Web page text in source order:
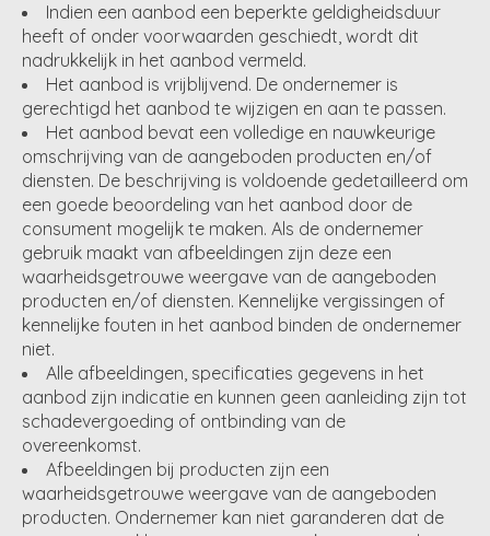
Indien een aanbod een beperkte geldigheidsduur
heeft of onder voorwaarden geschiedt, wordt dit
nadrukkelijk in het aanbod vermeld.
Het aanbod is vrijblijvend. De ondernemer is
gerechtigd het aanbod te wijzigen en aan te passen.
Het aanbod bevat een volledige en nauwkeurige
omschrijving van de aangeboden producten en/of
diensten. De beschrijving is voldoende gedetailleerd om
een goede beoordeling van het aanbod door de
consument mogelijk te maken. Als de ondernemer
gebruik maakt van afbeeldingen zijn deze een
waarheidsgetrouwe weergave van de aangeboden
producten en/of diensten. Kennelijke vergissingen of
kennelijke fouten in het aanbod binden de ondernemer
niet.
Alle afbeeldingen, specificaties gegevens in het
aanbod zijn indicatie en kunnen geen aanleiding zijn tot
schadevergoeding of ontbinding van de
overeenkomst.
Afbeeldingen bij producten zijn een
waarheidsgetrouwe weergave van de aangeboden
producten. Ondernemer kan niet garanderen dat de